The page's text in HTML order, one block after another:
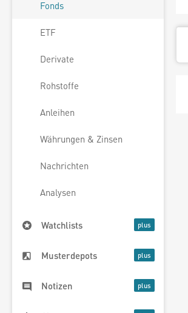
Fonds
ETF
Derivate
Rohstoffe
Anleihen
Währungen & Zinsen
Nachrichten
Analysen
Watchlists
Musterdepots
Notizen